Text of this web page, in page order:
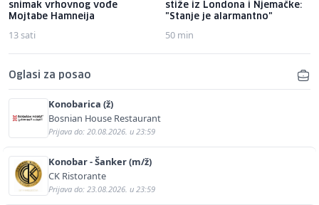
snimak vrhovnog vođe
Mojtabe Hamneija
13 sati
stiže iz Londona i Njemačke:
"Stanje je alarmantno"
50 min
Oglasi za posao
Konobarica (ž)
Bosnian House Restaurant
Prijava do: 20.08.2026. u 23:59
Konobar - Šanker (m/ž)
CK Ristorante
Prijava do: 23.08.2026. u 23:59